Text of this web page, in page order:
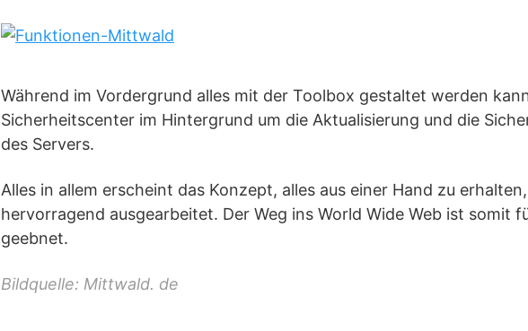
Während im Vordergrund alles mit der Toolbox gestaltet werden
Sicherheitscenter im Hintergrund um die Aktualisierung und die
des Servers.
Alles in allem erscheint das Konzept, alles aus einer Hand zu
hervorragend ausgearbeitet. Der Weg ins World Wide Web ist somit
geebnet.
Bildquelle: Mittwald. de